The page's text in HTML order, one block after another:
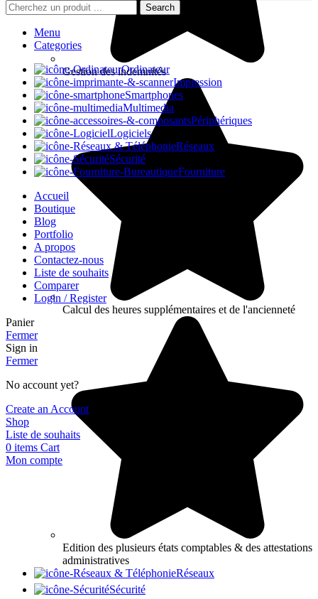
Gestion des indemnités
Calcul des heures supplémentaires et de l'ancienneté
Edition des plusieurs états comptables & des attestations
administratives
Réseaux
Sécurité
Search
Menu
Categories
Ordinateur
Impression
Smartphones
Multimedia
Périphériques
Logiciels
Réseaux
Sécurité
Fourniture
Accueil
Boutique
Blog
Portfolio
A propos
Contactez-nous
Liste de souhaits
Comparer
Login / Register
Panier
Fermer
Sign in
Fermer
No account yet?
Create an Account
Shop
Liste de souhaits
0 items Cart
Mon compte